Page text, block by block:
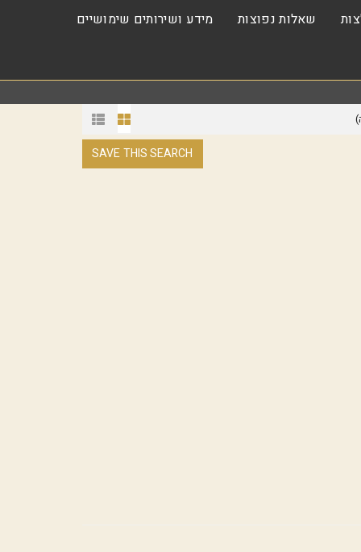
שאלות נפוצות מידע ושירותים שימושיים
SAVE THIS SEARCH